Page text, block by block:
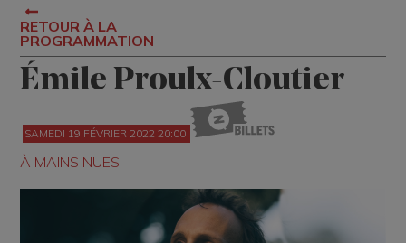
RETOUR À LA
PROGRAMMATION
Émile Proulx-Cloutier
SAMEDI 19 FÉVRIER 2022 20:00
À MAINS NUES